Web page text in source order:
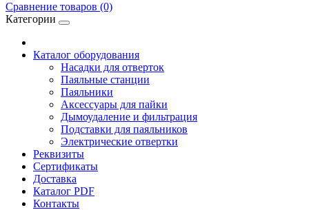
Сравнение товаров (0)
Категории
Каталог оборудования
Насадки для отверток
Паяльные станции
Паяльники
Аксессуары для пайки
Дымоудаление и фильтрация
Подставки для паяльников
Электрические отвертки
Реквизиты
Сертификаты
Доставка
Каталог PDF
Контакты